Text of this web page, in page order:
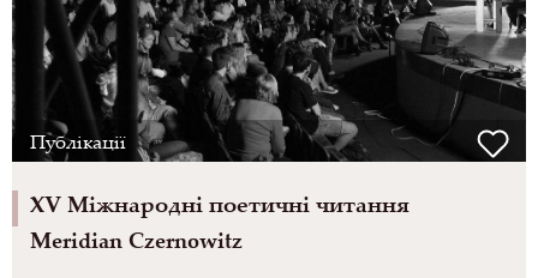
Публікації
XV Міжнародні поетичні читання
Meridian Czernowitz